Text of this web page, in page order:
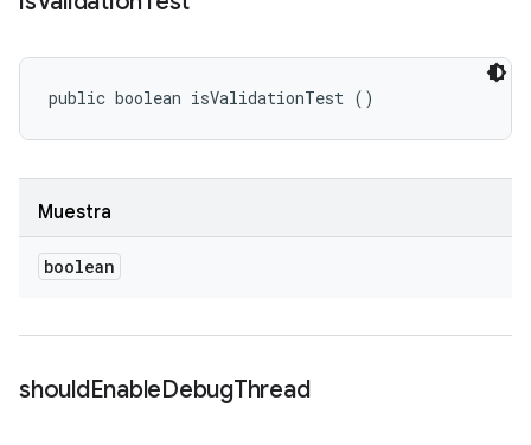
public boolean isValidationTest ()
Muestra
boolean
shouldEnableDebugThread